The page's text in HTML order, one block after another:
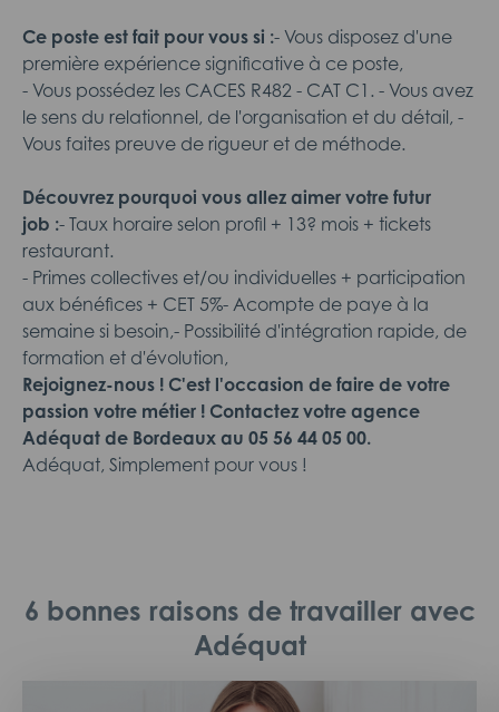
Ce poste est fait pour vous si :- Vous disposez d'une
première expérience significative à ce poste,
- Vous possédez les CACES R482 - CAT C1. - Vous avez
le sens du relationnel, de l'organisation et du détail, -
Vous faites preuve de rigueur et de méthode.
Découvrez pourquoi vous allez aimer votre futur
job :- Taux horaire selon profil + 13? mois + tickets
restaurant.
- Primes collectives et/ou individuelles + participation
aux bénéfices + CET 5%- Acompte de paye à la
semaine si besoin,- Possibilité d'intégration rapide, de
formation et d'évolution,
Rejoignez-nous ! C'est l'occasion de faire de votre
passion votre métier ! Contactez votre agence
Adéquat de Bordeaux au 05 56 44 05 00.
Adéquat, Simplement pour vous !
6 bonnes raisons de travailler avec
Adéquat